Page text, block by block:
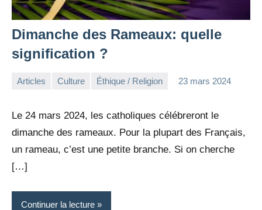
Dimanche des Rameaux: quelle
signification ?
Articles Culture Éthique / Religion 23 mars 2024
Le 24 mars 2024, les catholiques célébreront le
dimanche des rameaux. Pour la plupart des Français,
un rameau, c’est une petite branche. Si on cherche
[…]
Continuer la lecture